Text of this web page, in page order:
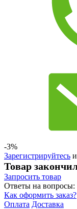
-3%
Зарегистрируйтесь
Товар
Запросить товар
Ответы на вопросы:
Как оформить заказ?
Оплата Доставка